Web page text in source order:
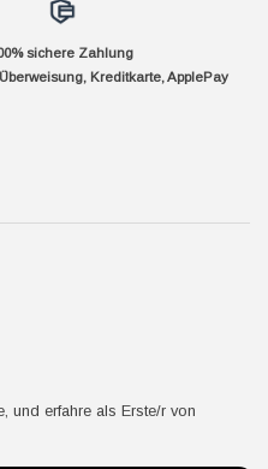
sichere Zahlung
Kreditkarte, ApplePay
und erfahre als Erste/r von